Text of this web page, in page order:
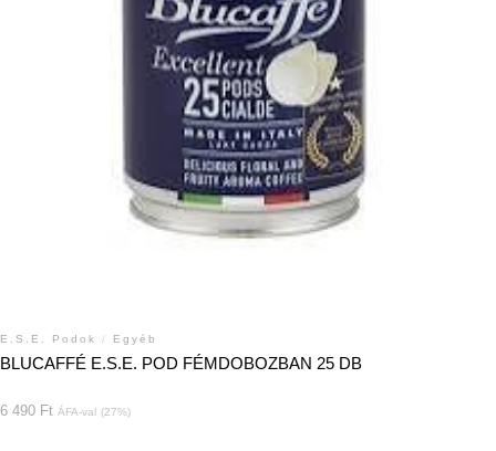
E.S.E. Podok / Egyéb
BLUCAFFÉ E.S.E. POD FÉMDOBOZBAN 25 DB
6 490 Ft ÁFA-val (27%)